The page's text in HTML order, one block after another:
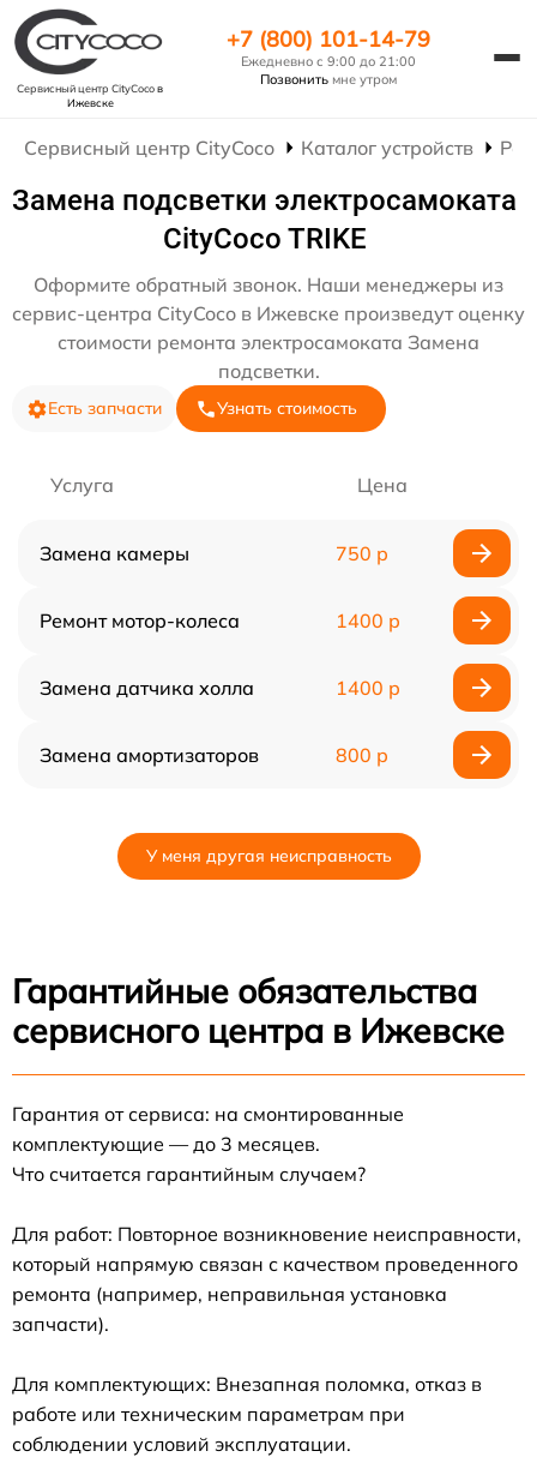
Сервисный центр CityCocoв
Ижевске
+7 (800) 101-14-79
Ежедневно с 9:00 до 21:00
Позвонить мне утром
Сервисный центр CityCoco Каталог устройств
Замена подсветки электросамоката
CityCoco TRIKE
Оформите обратный звонок. Наши менеджеры из
сервис-центра CityCoco в Ижевске произведут оценку
стоимости ремонта электросамоката Замена
подсветки.
Есть запчасти Узнать стоимость
Услуга Цена
Замена камеры 750 р
Ремонт мотор-колеса 1400 р
Замена датчика холла 1400 р
Замена амортизаторов 800 р
У меня другая неисправность
Гарантийные обязательства
сервисного центра в Ижевске
Гарантия от сервиса: на смонтированные
комплектующие — до 3 месяцев.
Что считается гарантийным случаем?
Для работ: Повторное возникновение неисправности,
который напрямую связан с качеством проведенного
ремонта (например, неправильная установка
запчасти).
Для комплектующих: Внезапная поломка, отказ в
работе или техническим параметрам при
соблюдении условий эксплуатации.